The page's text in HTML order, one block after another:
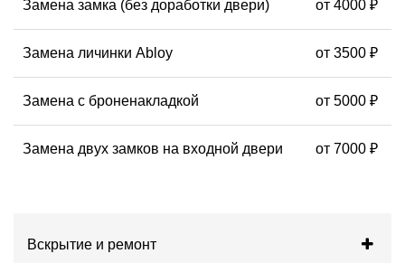
Замена замка (без доработки двери) от 4000 ₽
Замена личинки Abloy от 3500 ₽
Замена с броненакладкой от 5000 ₽
Замена двух замков на входной двери от 7000 ₽
Вскрытие и ремонт